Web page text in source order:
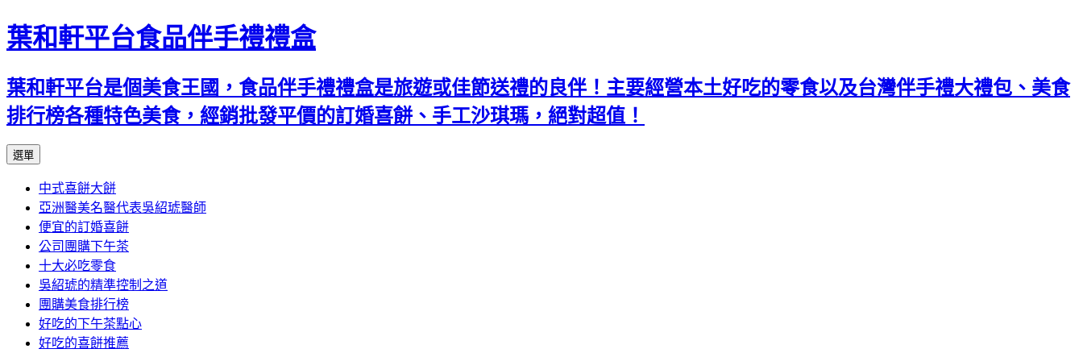
葉和軒平台食品伴手禮禮盒
葉和軒平台是個美食王國，食品伴手禮禮盒是旅遊或佳節送禮的良伴！主要經營本土好吃的零食以及台灣伴手禮大禮包、美食
排行榜各種特色美食，經銷批發平價的訂婚喜餅、手工沙琪瑪，絕對超值！
選單
內
容
中式喜餅大餅
亞洲醫美名醫代表吳紹琥醫師
便宜的訂婚喜餅
公司團購下午茶
十大必吃零食
吳紹琥的精準控制之道
團購美食排行榜
好吃的下午茶點心
好吃的喜餅推薦